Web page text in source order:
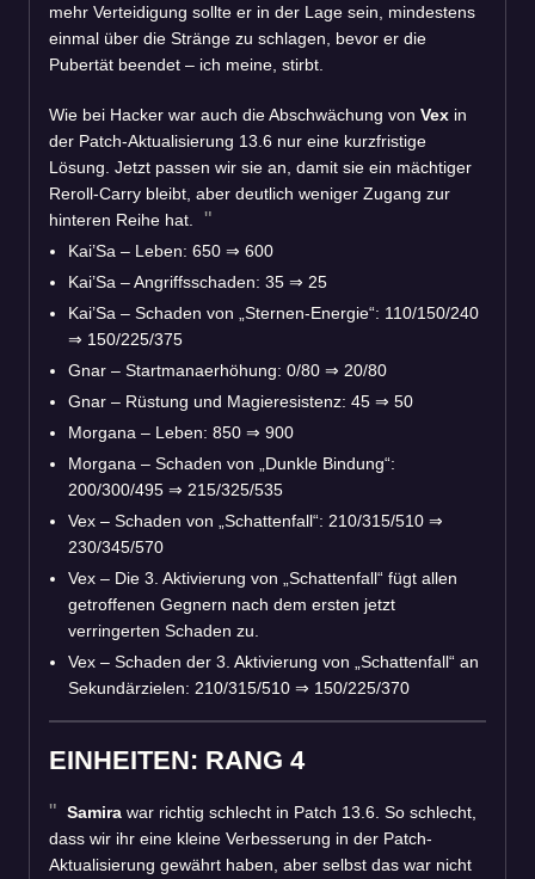
mehr Verteidigung sollte er in der Lage sein, mindestens
einmal über die Stränge zu schlagen, bevor er die
Pubertät beendet – ich meine, stirbt.
Wie bei Hacker war auch die Abschwächung von Vex in
der Patch-Aktualisierung 13.6 nur eine kurzfristige
Lösung. Jetzt passen wir sie an, damit sie ein mächtiger
Reroll-Carry bleibt, aber deutlich weniger Zugang zur
hinteren Reihe hat.
Kai’Sa – Leben: 650 ⇒ 600
Kai’Sa – Angriffsschaden: 35 ⇒ 25
Kai’Sa – Schaden von „Sternen-Energie“: 110/150/240
⇒ 150/225/375
Gnar – Startmanaerhöhung: 0/80 ⇒ 20/80
Gnar – Rüstung und Magieresistenz: 45 ⇒ 50
Morgana – Leben: 850 ⇒ 900
Morgana – Schaden von „Dunkle Bindung“:
200/300/495 ⇒ 215/325/535
Vex – Schaden von „Schattenfall“: 210/315/510 ⇒
230/345/570
Vex – Die 3. Aktivierung von „Schattenfall“ fügt allen
getroffenen Gegnern nach dem ersten jetzt
verringerten Schaden zu.
Vex – Schaden der 3. Aktivierung von „Schattenfall“ an
Sekundärzielen: 210/315/510 ⇒ 150/225/370
EINHEITEN: RANG 4
Samira war richtig schlecht in Patch 13.6. So schlecht,
dass wir ihr eine kleine Verbesserung in der Patch-
Aktualisierung gewährt haben, aber selbst das war nicht